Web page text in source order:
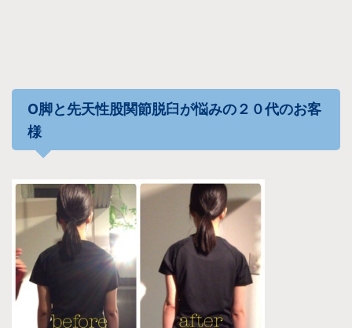
O脚と先天性股関節脱臼が悩みの２０代のお客
様